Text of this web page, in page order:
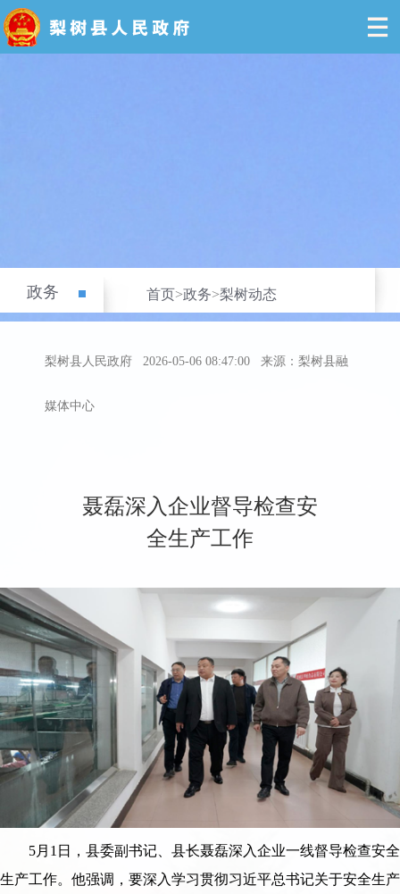
政务 首页>政务>梨树动态
梨树县人民政府 2026-05-06 08:47:00 来源：梨树县融
媒体中心
聂磊深入企业督导检查安
全生产工作
5月1日，县委副书记、县长聂磊深入企业一线督导检查安全
生产工作。他强调，要深入学习贯彻习近平总书记关于安全生产